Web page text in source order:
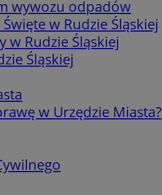
wywozu odpadów
w Rudzie Śląskiej
w Rudzie Śląskiej
Śląskiej
w Urzędzie Miasta?